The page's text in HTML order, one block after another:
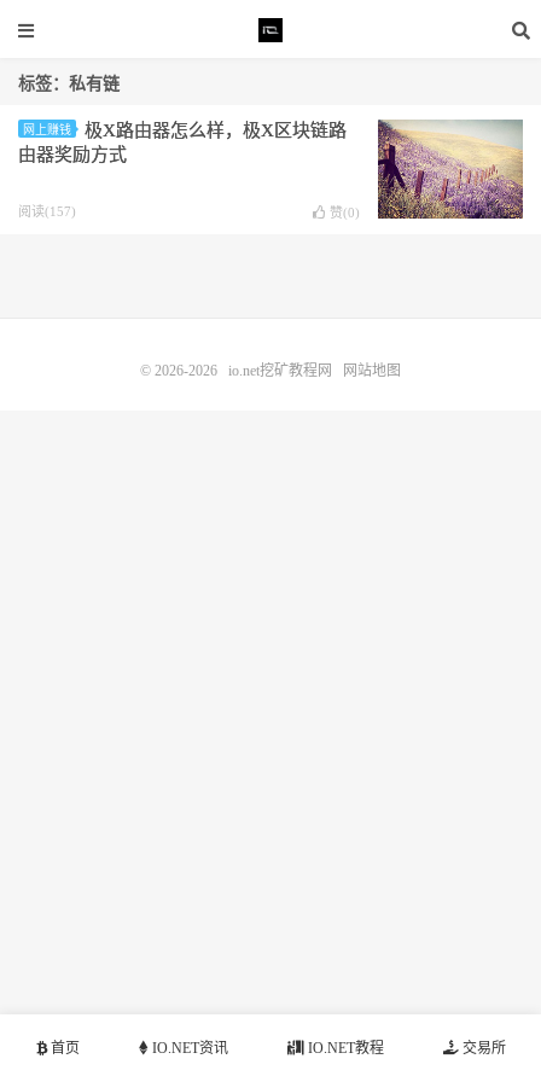
标签：私有链
网上赚钱
极X路由器怎么样，极X区块链路
由器奖励方式
阅读(157) 赞(0)
首页 IO.NET资讯 IO.NET教程 交易所
© 2026-2026 io.net挖矿教程网 网站地图